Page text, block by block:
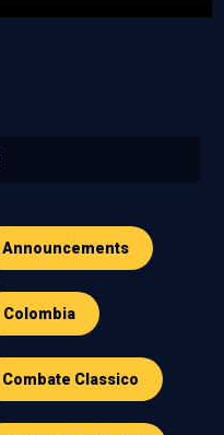
Announcements
Colombia
Combate Classico